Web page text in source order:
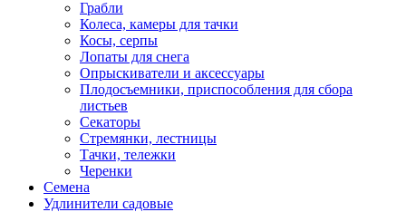
Грабли
Колеса, камеры для тачки
Косы, серпы
Лопаты для снега
Опрыскиватели и аксессуары
Плодосъемники, приспособления для сбора
листьев
Секаторы
Стремянки, лестницы
Тачки, тележки
Черенки
Семена
Удлинители садовые